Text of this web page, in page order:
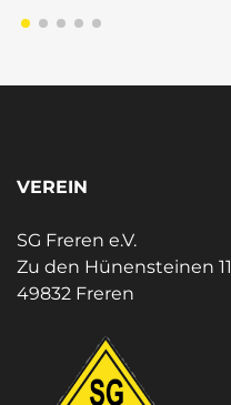
VEREIN
SG Freren e.V.
Zu den Hünensteinen 11
49832 Freren